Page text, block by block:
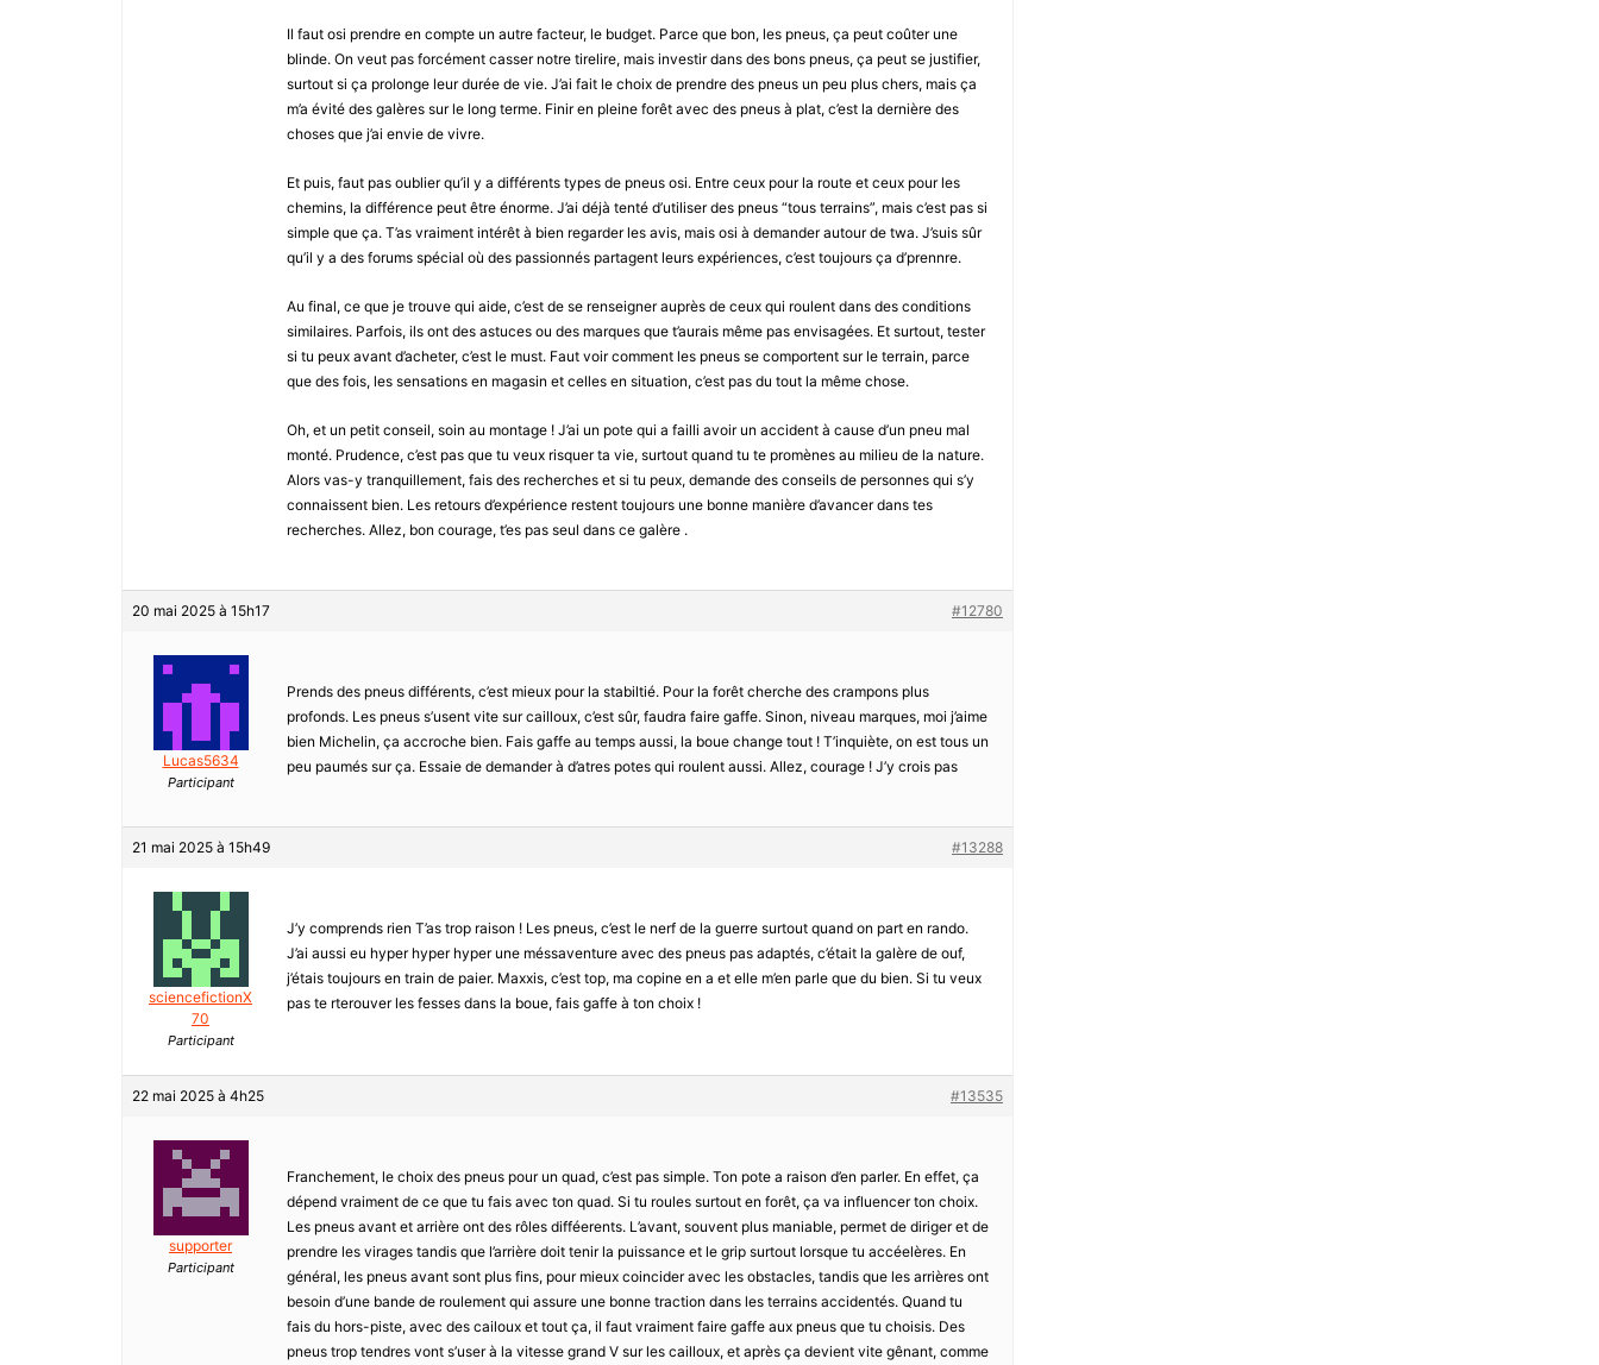
Il faut osi prendre en compte un autre facteur, le budget. Parce que bon, les pneus, ça peut coûter une
blinde. On veut pas forcément casser notre tirelire, mais investir dans des bons pneus, ça peut se justifier,
surtout si ça prolonge leur durée de vie. J’ai fait le choix de prendre des pneus un peu plus chers, mais ça
m’a évité des galères sur le long terme. Finir en pleine forêt avec des pneus à plat, c’est la dernière des
choses que j’ai envie de vivre.
Et puis, faut pas oublier qu’il y a différents types de pneus osi. Entre ceux pour la route et ceux pour les
chemins, la différence peut être énorme. J’ai déjà tenté d’utiliser des pneus “tous terrains”, mais c’est pas si
simple que ça. T’as vraiment intérêt à bien regarder les avis, mais osi à demander autour de twa. J’suis sûr
qu’il y a des forums spécial où des passionnés partagent leurs expériences, c’est toujours ça d’prennre.
Au final, ce que je trouve qui aide, c’est de se renseigner auprès de ceux qui roulent dans des conditions
similaires. Parfois, ils ont des astuces ou des marques que t’aurais même pas envisagées. Et surtout, tester
si tu peux avant d’acheter, c’est le must. Faut voir comment les pneus se comportent sur le terrain, parce
que des fois, les sensations en magasin et celles en situation, c’est pas du tout la même chose.
Oh, et un petit conseil, soin au montage ! J’ai un pote qui a failli avoir un accident à cause d’un pneu mal
monté. Prudence, c’est pas que tu veux risquer ta vie, surtout quand tu te promènes au milieu de la nature.
Alors vas-y tranquillement, fais des recherches et si tu peux, demande des conseils de personnes qui s’y
connaissent bien. Les retours d’expérience restent toujours une bonne manière d’avancer dans tes
recherches. Allez, bon courage, t’es pas seul dans ce galère .
20 mai 2025 à 15h17 #12780
Lucas5634
Participant
Prends des pneus différents, c’est mieux pour la stabiltié. Pour la forêt cherche des crampons plus
profonds. Les pneus s’usent vite sur cailloux, c’est sûr, faudra faire gaffe. Sinon, niveau marques, moi j’aime
bien Michelin, ça accroche bien. Fais gaffe au temps aussi, la boue change tout ! T’inquiète, on est tous un
peu paumés sur ça. Essaie de demander à d’atres potes qui roulent aussi. Allez, courage ! J’y crois pas
21 mai 2025 à 15h49 #13288
sciencefictionX
70
Participant
J’y comprends rien T’as trop raison ! Les pneus, c’est le nerf de la guerre surtout quand on part en rando.
J’ai aussi eu hyper hyper hyper une méssaventure avec des pneus pas adaptés, c’était la galère de ouf,
j’étais toujours en train de paier. Maxxis, c’est top, ma copine en a et elle m’en parle que du bien. Si tu veux
pas te rterouver les fesses dans la boue, fais gaffe à ton choix !
22 mai 2025 à 4h25 #13535
supporter
Participant
Franchement, le choix des pneus pour un quad, c’est pas simple. Ton pote a raison d’en parler. En effet, ça
dépend vraiment de ce que tu fais avec ton quad. Si tu roules surtout en forêt, ça va influencer ton choix.
Les pneus avant et arrière ont des rôles difféerents. L’avant, souvent plus maniable, permet de diriger et de
prendre les virages tandis que l’arrière doit tenir la puissance et le grip surtout lorsque tu accéelères. En
général, les pneus avant sont plus fins, pour mieux coincider avec les obstacles, tandis que les arrières ont
besoin d’une bande de roulement qui assure une bonne traction dans les terrains accidentés. Quand tu
fais du hors-piste, avec des cailoux et tout ça, il faut vraiment faire gaffe aux pneus que tu choisis. Des
pneus trop tendres vont s’user à la vitesse grand V sur les cailloux, et après ça devient vite gênant, comme